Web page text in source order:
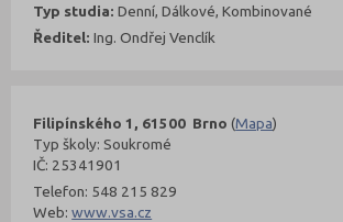
Filipínského 1, 61500 Brno (Mapa)
Typ školy: Soukromé
IČ: 25341901
Telefon: 548 215 829
Web:www.vsa.cz
Typ studia: Denní, Dálkové, Kombinované
Ředitel: Ing. Ondřej Venclík